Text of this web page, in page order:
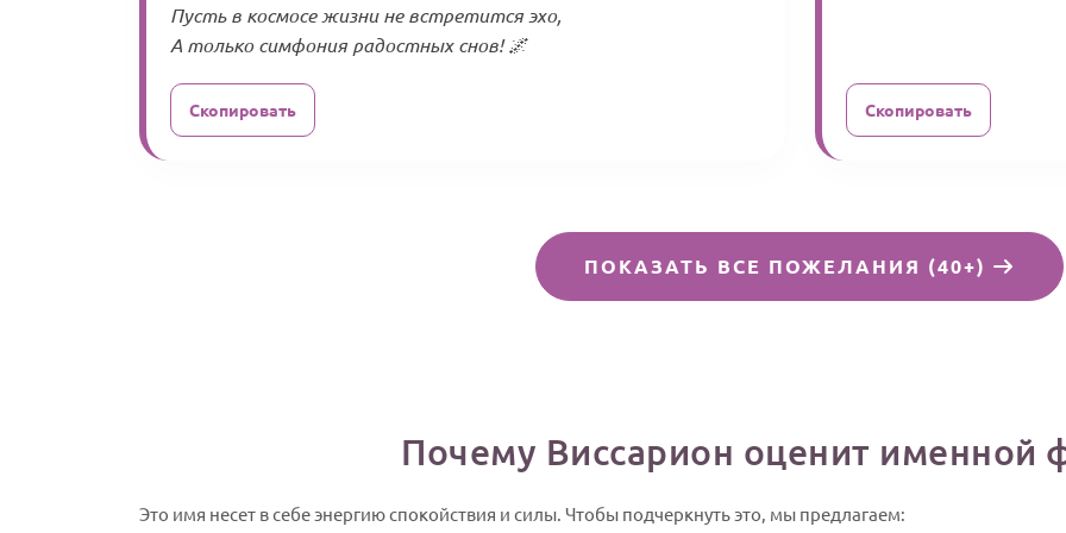
Пусть в космосе жизни не встретится эхо,
А только симфония радостных снов! 🌌
Скопировать Скопировать
ПОКАЗАТЬ ВСЕ ПОЖЕЛАНИЯ (40+)
Почему Виссарион оценит именной
Это имя несет в себе энергию спокойствия и силы. Чтобы подчеркнуть это, мы предлагаем: